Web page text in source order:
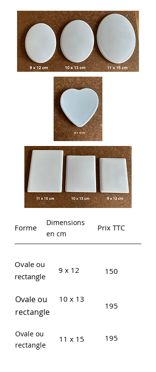
Forme
Dimensions
en cm
Prix TTC
Ovale ou
rectangle
9 x 12 150
Ovale ou
rectangle
10 x 13
195
Ovale ou
rectangle
11 x 15 195